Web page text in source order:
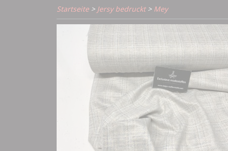
Startseite> Jersy bedruckt> Mey